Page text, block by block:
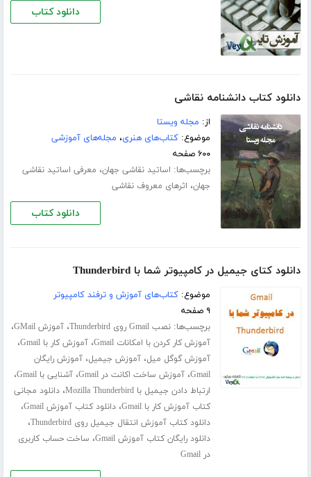
دانلود کتاب
دانلود کتاب دانشنامه نقاشی
از: مجله ویستا
موضوع:کتاب‌های هنری، مجله‌های آموزشی
۶۰۰ صفحه
برچسب‌ها: اساتید نقاشی جهان، معرفی اساتید نقاشی
جهان، اثرهای معروف نقاشی
دانلود کتاب
دانلود کتای جیمیل در کامپیوتر شما با Thunderbird
موضوع:کتاب‌های آموزش و ترفند کامپیوتر
۹ صفحه
برچسب‌ها:نصب Gmail روی Thunderbird ،آموزش GMail ،
آموزش کار کردن با امکانات Gmail ،آموزش کار با Gmail ،
آموزش گوگل میل،آموزش جیمیل،آموزش رایگان
Gmail،آموزش ساخت اکانت در Gmail ،آشنایی با Gmail ،
ارتباط دادن جیمیل با Mozilla Thunderbird ،دانلود مجانی
کتاب آموزش کار با Gmail
،دانلود کتاب آموزش Gmail ،
دانلود کتاب آموزش انتقال جیمیل روی Thunderbird ،
دانلود رایگان کتاب آموزش Gmail ، ساخت حساب کاربری
در Gmail